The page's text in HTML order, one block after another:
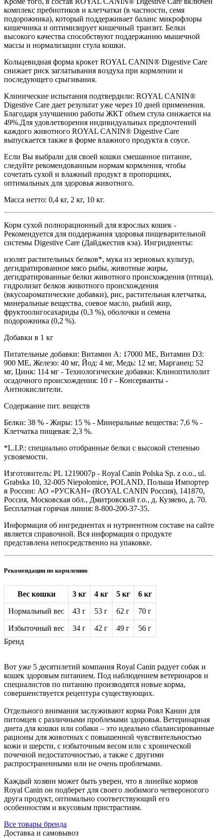
комплекс пребиотиков и клетчатки (в частности, семя
подорожника), который поддерживает баланс микрофлоры
кишечника и оптимизирует кишечный транзит. Белки
высокого качества способствуют поддержанию мышечной
массы и нормализации стула кошки.
Кольцевидная форма крокет ROYAL CANIN® Digestive Care
снижает риск заглатывания воздуха при кормлении и
последующего срыгивания.
Клинические испытания подтвердили: ROYAL CANIN®
Digestive Care дает результат уже через 10 дней применения.
Благодаря улучшению работы ЖКТ объем стула снижается на
49%.Для удовлетворения индивидуальных предпочтений
каждого животного ROYAL CANIN® Digestive Care
выпускается также в форме влажного продукта в соусе.
Если Вы выбрали для своей кошки смешанное питание,
следуйте рекомендованным нормам кормления, чтобы
сочетать сухой и влажный продукт в пропорциях,
оптимальных для здоровья животного.
Масса нетто: 0,4 кг, 2 кг, 10 кг.
Корм сухой полнорационный для взрослых кошек -
Рекомендуется для поддержания здоровья пищеварительной
системы Digestive Care (Дайджестив кэа). Ингридиенты:
изолят растительных белков*, мука из зерновых культур,
дегидратированное мясо рыбы, животные жиры,
дегидратированные белки животного происхождения (птица),
гидролизат белков животного происхождения
(вкусоароматические добавки), рис, растительная клетчатка,
минеральные вещества, соевое масло, рыбий жир,
фруктоолигосахариды (0,3 %), оболочки и семена
подорожника (0,2 %).
Добавки в 1 кг
Питательные добавки: Витамин A: 17000 ME, Витамин D3:
900 ME, Железо: 40 мг, Йод: 4 мг, Медь: 12 мг, Марганец: 52
мг, Цинк: 114 мг - Технологические добавки: Клиноптилолит
осадочного происхождения: 10 г - Консерванты -
Антиокислители.
Содержание пит. веществ
Белки: 38 % - Жиры: 15 % - Минеральные вещества: 7,6 % -
Клетчатка пищевая: 2,3 %.
*L.I.P.: специально отобранные белки с высокой степенью
усвояемости.
Изготовитель: PL 1219007p - Royal Canin Polska Sp. z o.o., ul.
Grabska 10, 32-005 Niepołomice, POLAND, Польша Импортер
в России: АО «РУСКАН» (ROYAL CANIN Россия), 141870,
Россия, Московская обл., Дмитровский г.о., д. Кузяево, д. 70.
Бесплатная горячая линия: 8-800-200-37-35.
Информация об ингредиентах и нутриентном составе на сайте
является справочной. Вся информация о продукте
представлена непосредственно на упаковке.
Рекомендации по кормлению
Вес кошки 3 кг 4 кг 5 кг 6 кг
Нормальный вес 43 г 53 г 62 г 70 г
Избыточный вес 34 г 42 г 49 г
56 г
Бренд
Вот уже 5 десятилетий компания Royal Canin радует собак и
кошек здоровым питанием. Под наблюдением ветеринаров и
специалистов по питанию производятся новые корма,
совершенствуется рецептура существующих.
Отдельного внимания заслуживают корма Роял Канин для
питомцев с различными проблемами здоровья. Ветеринарная
диета для кошки или собаки – это идеально сбалансированные
рационы для животных с повышенной чувствительностью
кожи и шерсти, с избыточным весом или с хронической
почечной недостаточностью, а также с другими
распространенными или не очень проблемами.
Каждый хозяин может быть уверен, что в линейке кормов
Royal Canin он подберет для своего любимого четвероногого
друга продукт, оптимально соответствующий его
особенностям и вкусовым пристрастиям.
Все товары бренда
Доставка и самовывоз